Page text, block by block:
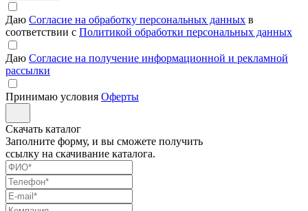
Даю Согласие на обработку персональных данных в
соответствии с Политикой обработки персональных данных
Даю Согласие на получение информационной и рекламной
рассылки
Принимаю условия Оферты
Скачать каталог
Заполните форму, и вы сможете получить
ссылку на скачивание каталога.